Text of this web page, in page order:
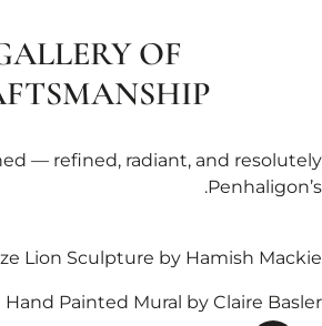
OF
— refined, radiant, and resolutely
Penhaligon’s.
Lion Sculpture by Hamish Mackie
Hand Painted Mural by Claire Basler